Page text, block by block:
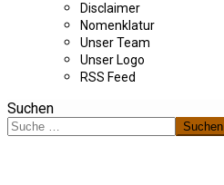
Disclaimer
Nomenklatur
Unser Team
Unser Logo
RSS Feed
Suchen
Suchen